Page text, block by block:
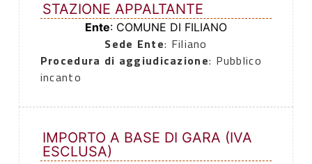
STAZIONE APPALTANTE
Ente: COMUNE DI FILIANO
Sede Ente: Filiano
Procedura di aggiudicazione: Pubblico
incanto
IMPORTO A BASE DI GARA (IVA
ESCLUSA)